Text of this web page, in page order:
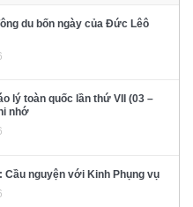
du bốn ngày của Đức Lêô
lý toàn quốc lần thứ VII (03 –
nhớ
Cầu nguyện với Kinh Phụng vụ